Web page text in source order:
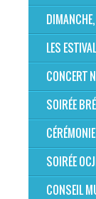
LES
CONCERT
SOIRÉE
SOIRÉE
CONSEIL